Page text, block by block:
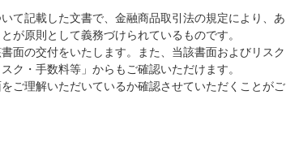
て記載した文書で、金融商品取引法の規定により、あ
が原則として義務づけられているものです。
面の交付をいたします。また、当該書面およびリスク
ク・手数料等」からもご確認いただけます。
ご理解いただいているか確認させていただくことがご